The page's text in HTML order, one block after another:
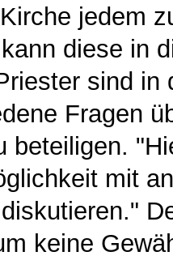
jedem
diese in
sind in
Fragen
beteiligen.
mit
keine